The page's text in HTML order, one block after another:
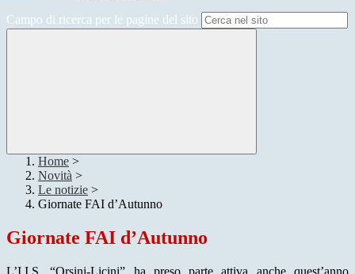
Campo di ricerca per le pagine del sito
Home >
Novità >
Le notizie >
Giornate FAI d’Autunno
Giornate FAI d’Autunno